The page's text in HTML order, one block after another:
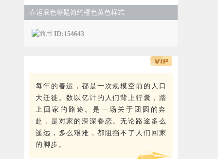
春运底色标题简约橙色黄色样式
ID:154643
每年的春运，都是一次规模空前的人口
大迁徙。数以亿计的人们背上行囊，踏
上回家的路途。是一场关于团圆的奔
赴，是对家的深深眷恋。无论路途多么
遥远，多么艰难，都阻挡不了人们回家
的脚步。